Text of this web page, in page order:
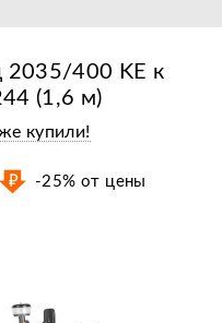
2035/400 KE к
(1,6 м)
купили!
-25% от цены